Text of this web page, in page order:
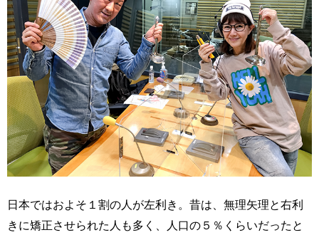
日本ではおよそ１割の人が左利き。昔は、無理矢理と右利
きに矯正させられた人も多く、人口の５％くらいだったと